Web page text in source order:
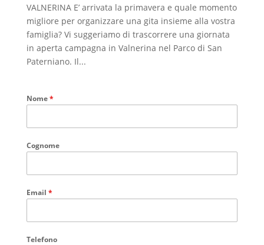
VALNERINA E’ arrivata la primavera e quale momento
migliore per organizzare una gita insieme alla vostra
famiglia? Vi suggeriamo di trascorrere una giornata
in aperta campagna in Valnerina nel Parco di San
Paterniano. Il...
Nome*
Cognome
Email *
Telefono